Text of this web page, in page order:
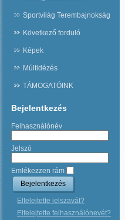
Sportvilág Terembajnokság
Következő forduló
Képek
Múltidézés
TÁMOGATÓINK
Bejelentkezés
Felhasználónév
Jelszó
Emlékezzen rám
Elfelejtette jelszavát?
Elfelejtette felhasználónevét?